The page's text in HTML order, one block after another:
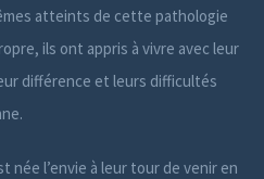
atteints de cette pathologie
ils ont appris à vivre avec leur
différence et leurs difficultés
née l’envie à leur tour de venir en